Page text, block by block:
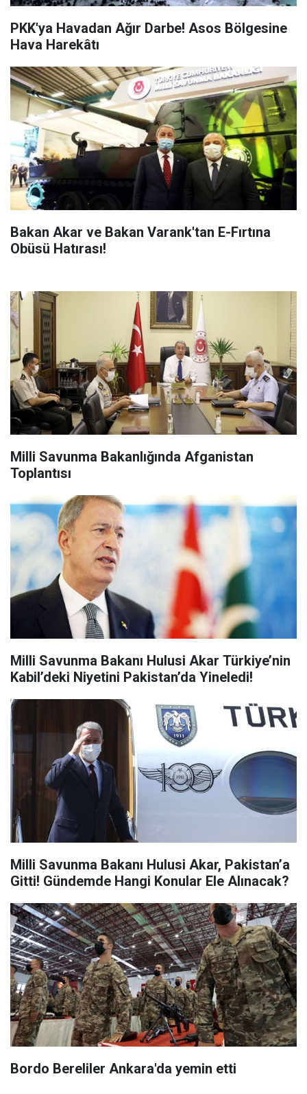
PKK'ya Havadan Ağır Darbe! Asos Bölgesine
Hava Harekâtı
Bakan Akar ve Bakan Varank'tan E-Fırtına
Obüsü Hatırası!
Milli Savunma Bakanlığında Afganistan
Toplantısı
Milli Savunma Bakanı Hulusi Akar Türkiye’nin
Kabil’deki Niyetini Pakistan’da Yineledi!
Milli Savunma Bakanı Hulusi Akar, Pakistan’a
Gitti! Gündemde Hangi Konular Ele Alınacak?
Bordo Bereliler Ankara'da yemin etti